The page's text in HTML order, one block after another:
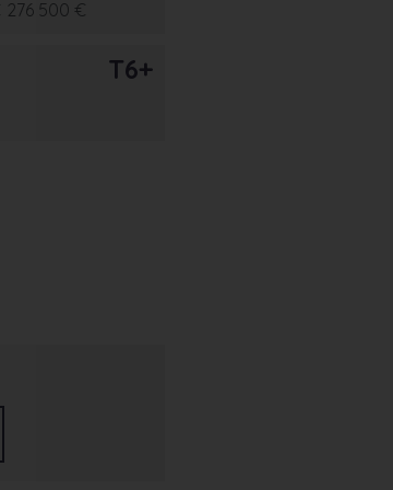
276 500 €
T6+